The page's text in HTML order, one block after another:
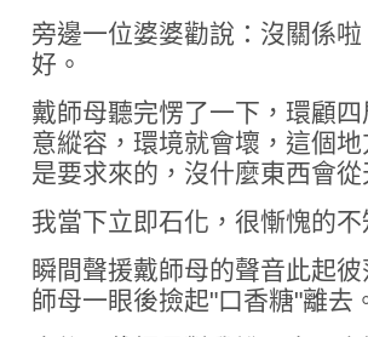
旁邊一位婆婆勸說：沒關係
好。
戴師母聽完愣了一下，環顧
意縱容，環境就會壞，這個
是要求來的，沒什麼東西會
我當下立即石化，很慚愧的
瞬間聲援戴師母的聲音此起
師母一眼後撿起"口香糖"離去